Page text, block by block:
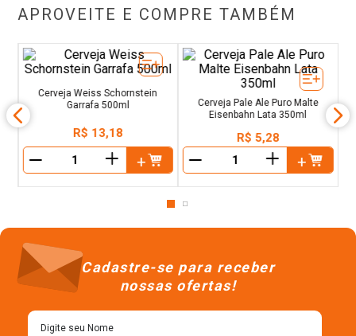
APROVEITE E COMPRE TAMBÉM
Garrafa 500ml
R$
＋
－
Eisenbahn Lata 350ml
＋
－